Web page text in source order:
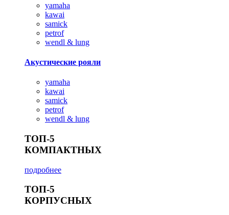
yamaha
kawai
samick
petrof
wendl & lung
Акустические рояли
yamaha
kawai
samick
petrof
wendl & lung
ТОП-5
КОМПАКТНЫХ
подробнее
ТОП-5
КОРПУСНЫХ